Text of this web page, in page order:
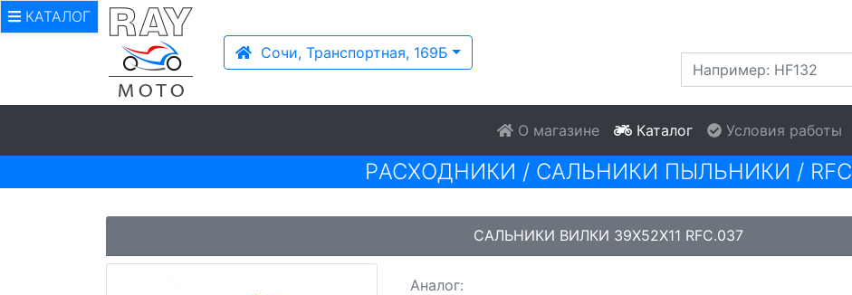
Сочи, Транспортная, 169Б
О магазине Каталог Условия работы
КАТАЛОГ
PАСХОДНИКИ / САЛЬНИКИ ПЫЛЬНИКИ / RFC
САЛЬНИКИ ВИЛКИ 39X52X11 RFC.037
Аналог: